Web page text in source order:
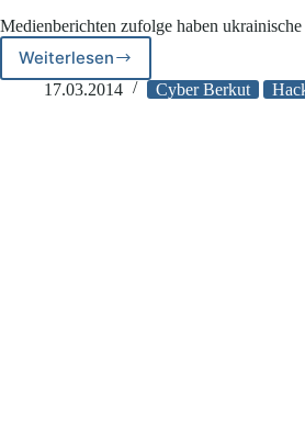
Medienberichten zufolge haben
WeiterlesenUkrainischer
Hacking-
17.03.2014 Cyber Berkut